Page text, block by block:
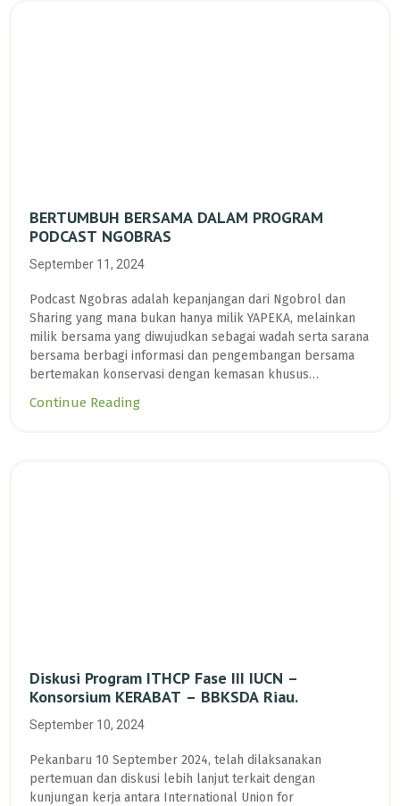
BERTUMBUH BERSAMA DALAM PROGRAM
PODCAST NGOBRAS
September 11, 2024
Podcast Ngobras adalah kepanjangan dari Ngobrol dan
Sharing yang mana bukan hanya milik YAPEKA, melainkan
milik bersama yang diwujudkan sebagai wadah serta sarana
bersama berbagi informasi dan pengembangan bersama
bertemakan konservasi dengan kemasan khusus
Continue Reading
Diskusi Program ITHCP Fase III IUCN –
Konsorsium KERABAT – BBKSDA Riau.
September 10, 2024
Pekanbaru 10 September 2024, telah dilaksanakan
pertemuan dan diskusi lebih lanjut terkait dengan
kunjungan kerja antara International Union for